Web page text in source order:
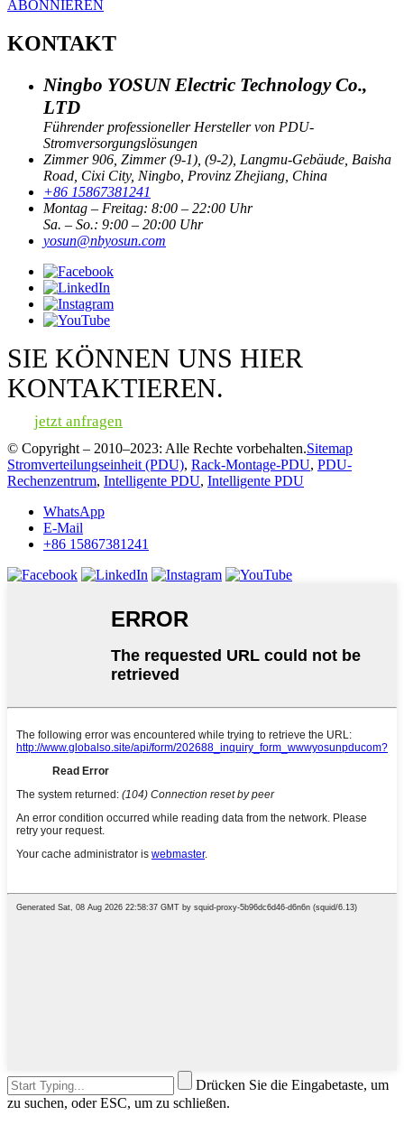
ABONNIEREN
KONTAKT
Ningbo YOSUN Electric Technology Co.,
LTD
Führender professioneller Hersteller von PDU-
Stromversorgungslösungen
Zimmer 906, Zimmer (9-1), (9-2), Langmu-Gebäude, Baisha
Road, Cixi City, Ningbo, Provinz Zhejiang, China
+86 15867381241
Montag – Freitag: 8:00 – 22:00 Uhr
Sa. – So.: 9:00 – 20:00 Uhr
yosun@nbyosun.com
SIE KÖNNEN UNS HIER
KONTAKTIEREN.
jetzt anfragen
© Copyright – 2010–2023: Alle Rechte vorbehalten.Sitemap
Stromverteilungseinheit (PDU), Rack-Montage-PDU, PDU-
Rechenzentrum, Intelligente PDU, Intelligente PDU
WhatsApp
E-Mail
+86 15867381241
Drücken Sie die Eingabetaste, um
zu suchen, oder ESC, um zu schließen.